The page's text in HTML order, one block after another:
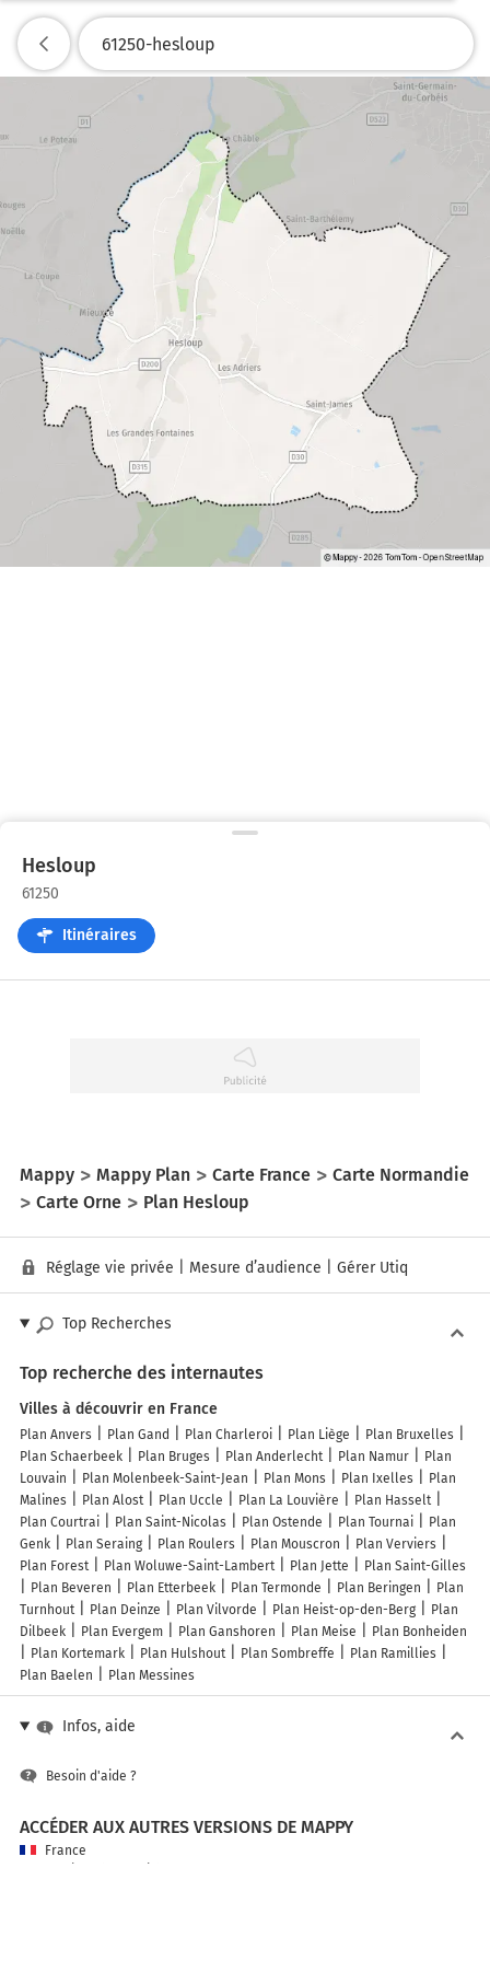
Hesloup
61250
Itinéraires
Mappy Mappy Plan Carte France
Carte Normandie
Carte Orne
Plan Hesloup
Réglage vie privée Mesure d’audience Gérer Utiq
Top Recherches
Top recherche des internautes
Villes à découvrir en France
Plan Anvers Plan Gand Plan Charleroi Plan Liège
Plan Bruxelles
Plan Schaerbeek
Plan Bruges Plan Anderlecht Plan Namur
Plan
Louvain
Plan Molenbeek-Saint-Jean Plan Mons Plan Ixelles
Plan
Malines
Plan Alost Plan Uccle Plan La Louvière
Plan Hasselt
Plan Courtrai
Plan Saint-Nicolas Plan Ostende Plan Tournai
Plan
Genk
Plan Seraing Plan Roulers Plan Mouscron
Plan Verviers
Plan Forest
Plan Woluwe-Saint-Lambert Plan Jette
Plan Saint-Gilles
Plan Beveren
Plan Etterbeek Plan Termonde Plan Beringen
Plan
Turnhout
Plan Deinze Plan Vilvorde Plan Heist-op-den-Berg
Plan
Dilbeek
Plan Evergem Plan Ganshoren Plan Meise
Plan Bonheiden
Plan Kortemark
Plan Hulshout Plan Sombreffe
Plan Ramillies
Plan Baelen
Plan Messines
Infos, aide
Besoin d'aide ?
ACCÉDER AUX AUTRES VERSIONS DE MAPPY
France